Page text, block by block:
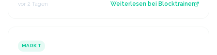
vor 2 Tagen Weiterlesen bei Blocktrainer
MARKT